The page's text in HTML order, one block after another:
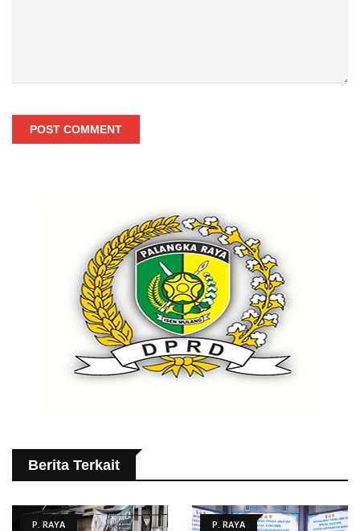
POST COMMENT
Berita Terkait
P. RAYA P. RAYA